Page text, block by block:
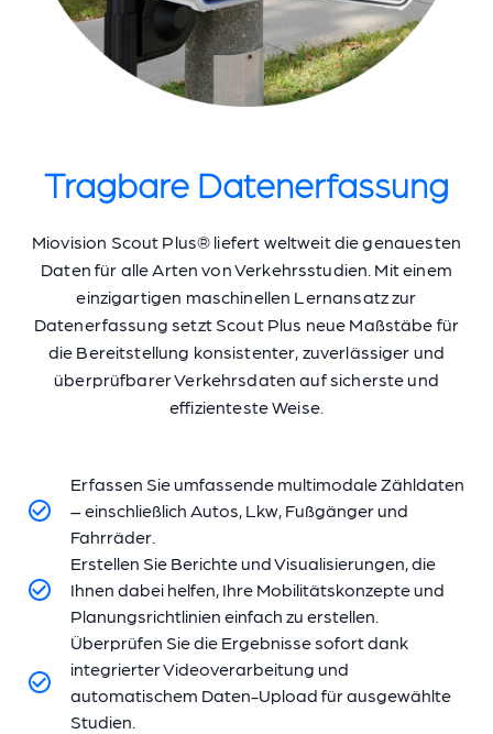
Tragbare Datenerfassung
Miovision Scout Plus® liefert weltweit die genauesten
Daten für alle Arten von Verkehrsstudien. Mit einem
einzigartigen maschinellen Lernansatz zur
Datenerfassung setzt Scout Plus neue Maßstäbe für
die Bereitstellung konsistenter, zuverlässiger und
überprüfbarer Verkehrsdaten auf sicherste und
effizienteste Weise.
Erfassen Sie umfassende multimodale Zähldaten
– einschließlich Autos, Lkw, Fußgänger und
Fahrräder.
Erstellen Sie Berichte und Visualisierungen, die
Ihnen dabei helfen, Ihre Mobilitätskonzepte und
Planungsrichtlinien einfach zu erstellen.
Überprüfen Sie die Ergebnisse sofort dank
integrierter Videoverarbeitung und
automatischem Daten-Upload für ausgewählte
Studien.